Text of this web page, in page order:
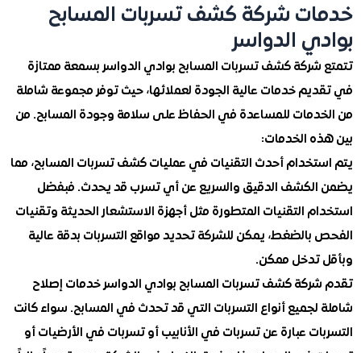
شركة كشف تسربات المسابح
الدواسر
كشف تسربات المسابح بوادي الدواسر بسمعة ممتازة
خدمات عالية الجودة لعملائها، حيث توفر مجموعة شاملة
للمساعدة في الحفاظ على سلامة وجودة المسابح. من
الخدمات:
أحدث التقنيات في عمليات كشف تسربات المسابح، مما
الدقيق والسريع عن أي تسرب قد يحدث. فبفضل
التقنيات المتطورة مثل أجهزة الاستشعار الحديثة وتقنيات
يمكن للشركة تحديد مواقع التسربات بدقة عالية
تدخل ممكن.
كشف تسربات المسابح بوادي الدواسر خدمات إصلاح
أنواع التسربات التي قد تحدث في المسابح. سواء كانت
عبارة عن تسربات في الأنابيب أو تسربات في الأرضيات أو